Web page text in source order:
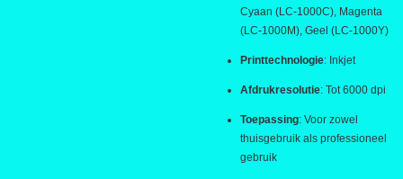
Cyaan (LC-1000C), Magenta
(LC-1000M), Geel (LC-1000Y)
Printtechnologie: Inkjet
Afdrukresolutie: Tot 6000 dpi
Toepassing: Voor zowel
thuisgebruik als professioneel
gebruik